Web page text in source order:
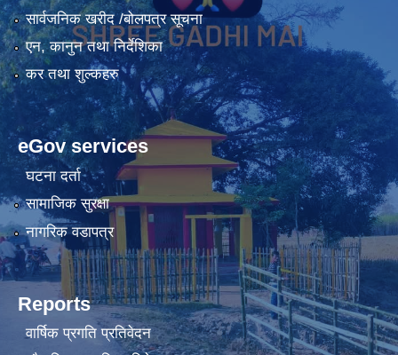
सार्वजनिक खरीद /बोलपत्र सूचना
एन, कानुन तथा निर्देशिका
कर तथा शुल्कहरु
eGov services
घटना दर्ता
सामाजिक सुरक्षा
नागरिक वडापत्र
Reports
वार्षिक प्रगति प्रतिवेदन